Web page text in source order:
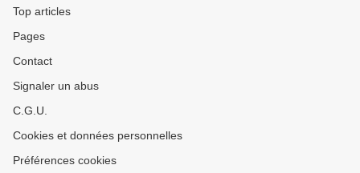
Top articles
Pages
Contact
Signaler un abus
C.G.U.
Cookies et données personnelles
Préférences cookies